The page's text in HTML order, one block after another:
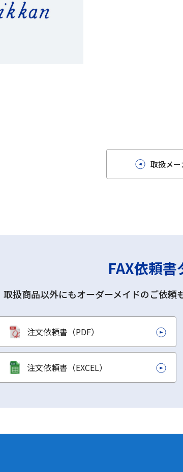
取扱メー
FAX依頼
取扱商品以外にもオーダーメイドのご依頼
注文依頼書（PDF）
注文依頼書（EXCEL）